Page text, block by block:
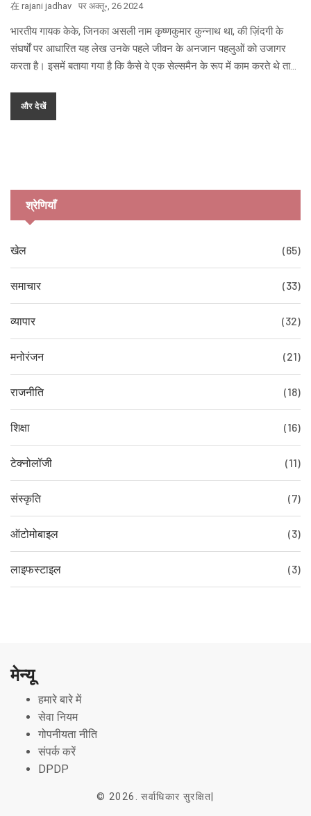
在 rajani jadhav पर अक्तू॰, 26 2024
भारतीय गायक केके, जिनका असली नाम कृष्णकुमार कुन्नाथ था, की ज़िंदगी के
संघर्षों पर आधारित यह लेख उनके पहले जीवन के अनजान पहलुओं को उजागर
करता है। इसमें बताया गया है कि कैसे वे एक सेल्समैन के रूप में काम करते थे ताकि
करियर और उनकी व्यक्तिगत जीवन में उनके दृढ़संकल्प को भी दर्शाता है।
और देखें
श्रेणियाँ
खेल (65)
समाचार (33)
व्यापार (32)
मनोरंजन (21)
राजनीति (18)
शिक्षा (16)
टेक्नोलॉजी (11)
संस्कृति (7)
ऑटोमोबाइल (3)
लाइफस्टाइल (3)
मेन्यू
हमारे बारे में
सेवा नियम
गोपनीयता नीति
संपर्क करें
DPDP
© 2026. सर्वाधिकार सुरक्षित|